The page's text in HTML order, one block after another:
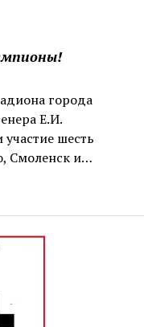
города
Е.И.
шесть
Смоленск и…